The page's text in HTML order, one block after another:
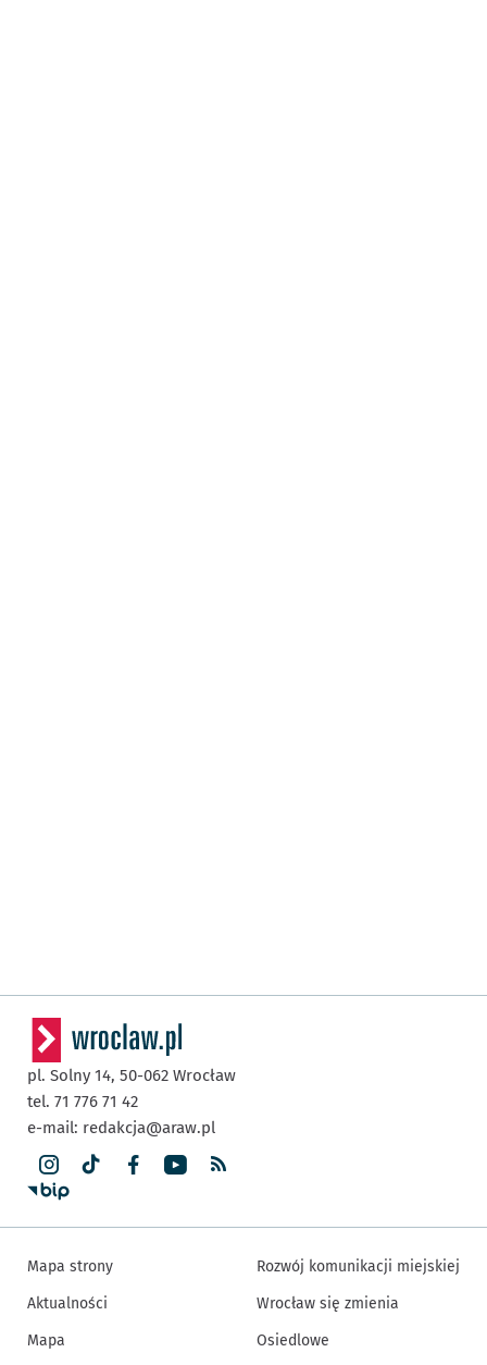
pl. Solny 14, 50-062 Wrocław
tel. 71 776 71 42
e-mail: redakcja@araw.pl
Mapa strony
Aktualności
Mapa
Rozwój komunikacji miejskiej
Wrocław się zmienia
Osiedlowe